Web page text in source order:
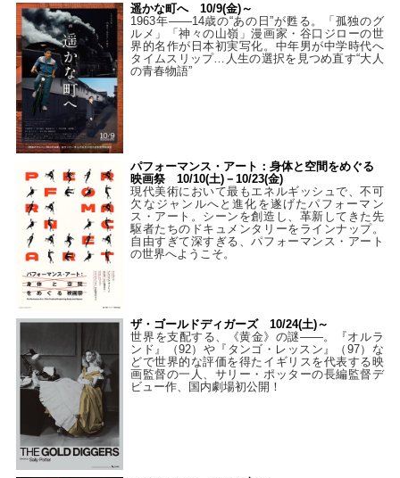
遥かな町へ 10/9(金)～
1963年――14歳の“あの日”が甦る。「孤独のグ
ルメ」「神々の山嶺」漫画家・谷口ジローの世
界的名作が日本初実写化。中年男が中学時代へ
タイムスリップ…人生の選択を見つめ直す“大人
の青春物語”
パフォーマンス・アート：身体と空間をめぐる
映画祭 10/10(土)－10/23(金)
現代美術において最もエネルギッシュで、不可
欠なジャンルへと進化を遂げたパフォーマン
ス・アート。シーンを創造し、革新してきた先
駆者たちのドキュメンタリーをラインナップ。
自由すぎて深すぎる、パフォーマンス・アート
の世界へようこそ。
ザ・ゴールドディガーズ 10/24(土)～
世界を支配する、《黄金》の謎――。『オルラ
ンド』（92）や『タンゴ・レッスン』（97）な
どで世界的な評価を得たイギリスを代表する映
画監督の一人、サリー・ポッターの長編監督デ
ビュー作、国内劇場初公開！